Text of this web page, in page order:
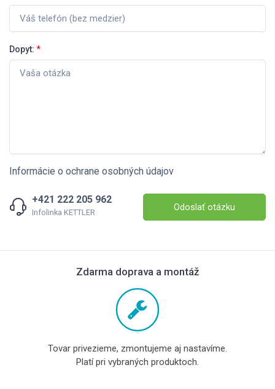
Dopyt: *
Informácie o ochrane osobných údajov
+421 222 205 962
Infolinka KETTLER Odoslať otázku
Zdarma doprava a montáž
Tovar privezieme, zmontujeme aj nastavíme.
Platí pri vybraných produktoch.